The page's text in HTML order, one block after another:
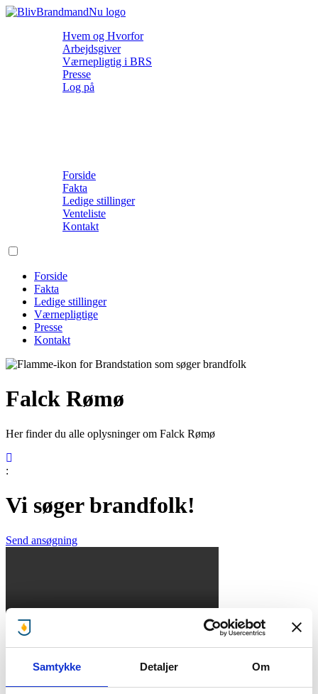
Samtykke Detaljer Om
Hvem og Hvorfor
Arbejdsgiver
Værnepligtig i BRS
Presse
Log på
Forside
Fakta
Ledige stillinger
Venteliste
Kontakt
Forside
Fakta
Ledige stillinger
Værnepligtige
Presse
Kontakt
Falck Rømø
Her finder du alle oplysninger om Falck Rømø
:
Vi søger brandfolk!
Send ansøgning
Klar til at sende ansøgning?